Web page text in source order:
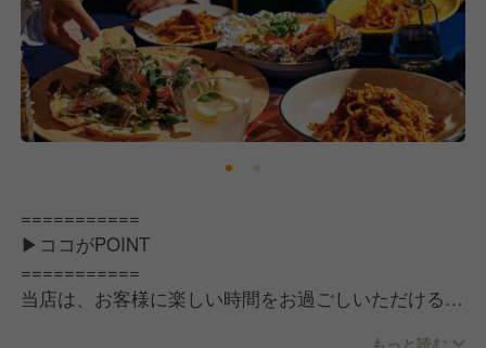
【求める人物像】
私たちの考えに共感・賛同していただけることを前提
に、「自分の意志・想い・考えをしっかりと持ってい
る人」を求めています。
やりたいことや目標など明確に持っていると、自然と
自主的に行動できます。
こうした熱量のある方でしたら、すぐに活躍できる職
【こんな方にピッタリ】
・食べることや料理が大好きな人
・自分らしい接客でお客様を喜ばせたい人
・様々な人と関わり、コミュニティを広げたい人
===========
▶ココがPOINT
===========
当店は、お客様に楽しい時間をお過ごしいただける心
もっと読む